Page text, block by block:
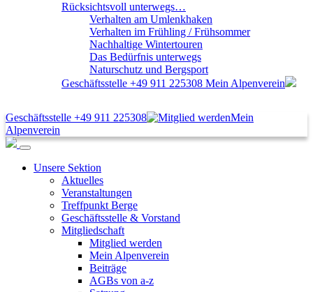
Rücksichtsvoll unterwegs…
Verhalten am Umlenkhaken
Verhalten im Frühling / Frühsommer
Nachhaltige Wintertouren
Das Bedürfnis unterwegs
Naturschutz und Bergsport
Geschäftsstelle +49 911 225308 Mein Alpenverein
Geschäftsstelle +49 911 225308
Mein
Alpenverein
Unsere Sektion
Aktuelles
Veranstaltungen
Treffpunkt Berge
Geschäftsstelle & Vorstand
Mitgliedschaft
Mitglied werden
Mein Alpenverein
Beiträge
AGBs von a-z